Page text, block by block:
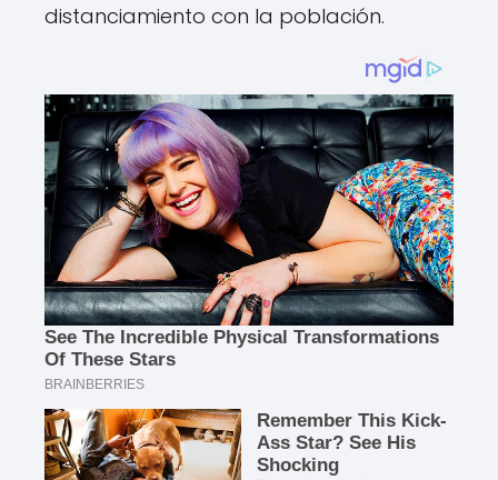
distanciamiento con la población.